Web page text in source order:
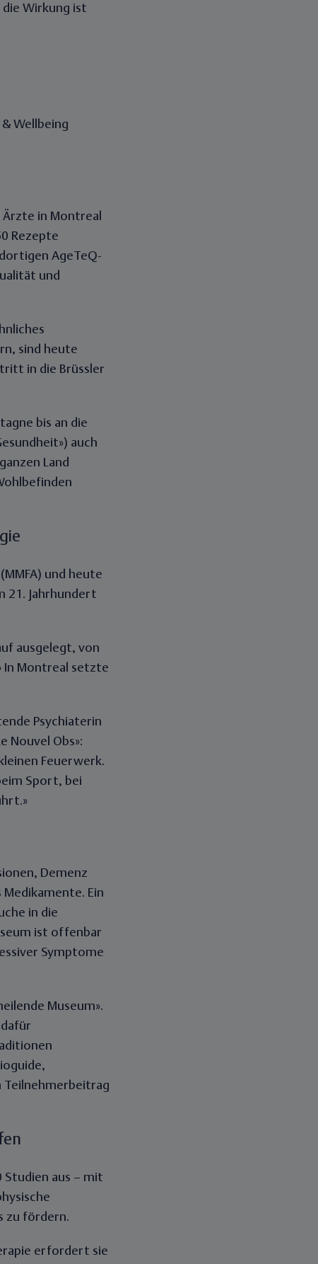
Wirkung ist
Wellbeing
in Montreal
Rezepte
AgeTeQ-
und
sind heute
in die Brüssler
bis an die
auch
Land
und heute
21. Jahrhundert
ausgelegt, von
In Montreal setzte
Psychiaterin
Nouvel Obs»:
Feuerwerk.
Sport, bei
Demenz
Ein
in die
ist offenbar
Symptome
Museum».
Teilnehmerbeitrag
aus – mit
zu fördern.
erfordert sie